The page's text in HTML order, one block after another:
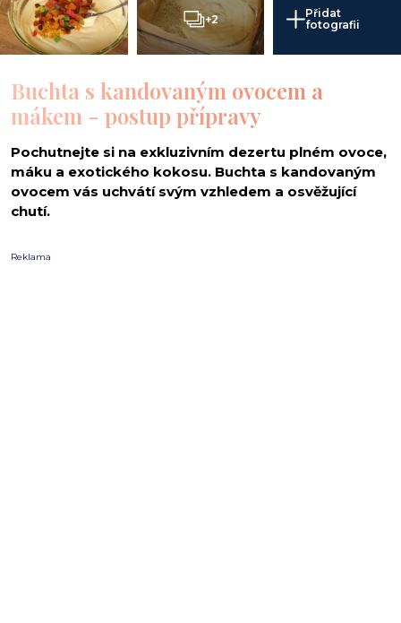
+2
Přidat
fotografii
Buchta s kandovaným ovocem a
mákem - postup přípravy
Pochutnejte si na exkluzivním dezertu plném ovoce,
máku a exotického kokosu. Buchta s kandovaným
ovocem vás uchvátí svým vzhledem a osvěžující
chutí.
Reklama